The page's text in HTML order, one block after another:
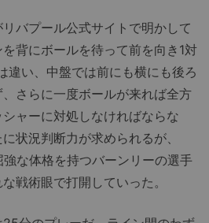
バプール公式サイトで明かして
背にボールを待って前を向き1対
違い、中盤では前にも横にも後ろ
さらに一度ボールが来れば全方
ャーに対処しなければならな
状況判断力が求められるが、
な体格を持つバーンリーの選手
戦術眼で打開していった。